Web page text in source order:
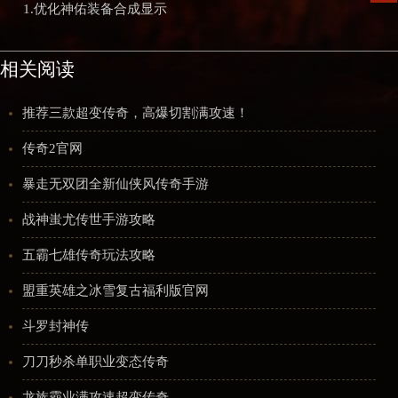
1.优化神佑装备合成显示
相关阅读
推荐三款超变传奇，高爆切割满攻速！
传奇2官网
暴走无双团全新仙侠风传奇手游
战神蚩尤传世手游攻略
五霸七雄传奇玩法攻略
盟重英雄之冰雪复古福利版官网
斗罗封神传
刀刀秒杀单职业变态传奇